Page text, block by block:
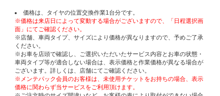
価格は、タイヤの位置交換作業1台分です。
※価格は来店日によって変動する場合がございますので、「日程選択画
面」にてご確認ください。
※店舗、車両タイプ、サイズにより価格が異なりますので、予めご了承
ください。
※お車を店頭で確認し、ご選択いただいたサービス内容とお車の状態・
車両タイプ等が適合しない場合は、表示価格と作業価格が異なる場合が
ございます。詳しくは、店舗にてご確認ください。
※メンテパック会員のお客様は、未使用チケットをお持ちの場合、表示
価格に関わらず当サービスをご利用頂けます。